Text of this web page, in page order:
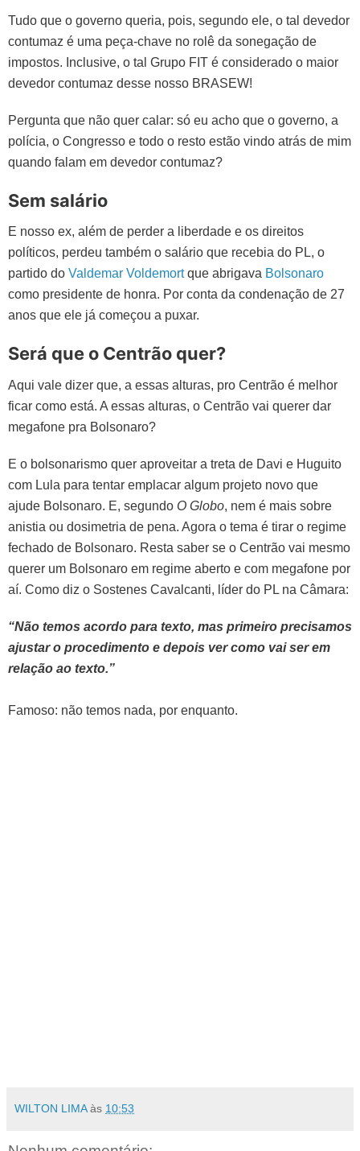
Tudo que o governo queria, pois, segundo ele, o tal devedor
contumaz é uma peça-chave no rolê da sonegação de
impostos. Inclusive, o tal Grupo FIT é considerado o maior
devedor contumaz desse nosso BRASEW!
Pergunta que não quer calar: só eu acho que o governo, a
polícia, o Congresso e todo o resto estão vindo atrás de mim
quando falam em devedor contumaz?
Sem salário
E nosso ex, além de perder a liberdade e os direitos
políticos, perdeu também o salário que recebia do PL, o
partido do Valdemar Voldemortque abrigava Bolsonaro
como presidente de honra. Por conta da condenação de 27
anos que ele já começou a puxar.
Será que o Centrão quer?
Aqui vale dizer que, a essas alturas, pro Centrão é melhor
ficar como está. A essas alturas, o Centrão vai querer dar
megafone pra Bolsonaro?
E o bolsonarismo quer aproveitar a treta de Davi e Huguito
com Lula para tentar emplacar algum projeto novo que
ajude Bolsonaro. E, segundo O Globo, nem é mais sobre
anistia ou dosimetria de pena. Agora o tema é tirar o regime
fechado de Bolsonaro. Resta saber se o Centrão vai mesmo
querer um Bolsonaro em regime aberto e com megafone por
aí. Como diz o Sostenes Cavalcanti, líder do PL na Câmara:
“Não temos acordo para texto, mas primeiro precisamos
ajustar o procedimento e depois ver como vai ser em
relação ao texto.”
Famoso: não temos nada, por enquanto.
WILTON LIMA às 10:53